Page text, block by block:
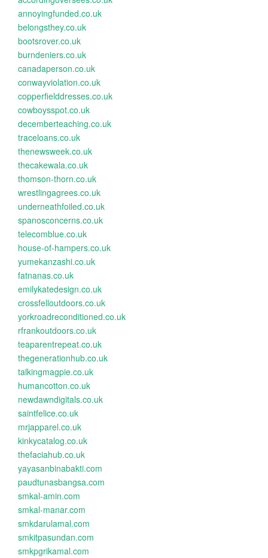
annoyingfunded.co.uk
belongsthey.co.uk
bootsrover.co.uk
burndeniers.co.uk
canadaperson.co.uk
conwayviolation.co.uk
copperfielddresses.co.uk
cowboysspot.co.uk
decemberteaching.co.uk
traceloans.co.uk
thenewsweek.co.uk
thecakewala.co.uk
thomson-thorn.co.uk
wrestlingagrees.co.uk
underneathfoiled.co.uk
spanosconcerns.co.uk
telecomblue.co.uk
house-of-hampers.co.uk
yumekanzashi.co.uk
fatnanas.co.uk
emilykatedesign.co.uk
crossfelloutdoors.co.uk
yorkroadreconditioned.co.uk
rfrankoutdoors.co.uk
teaparentrepeat.co.uk
thegenerationhub.co.uk
talkingmagpie.co.uk
humancotton.co.uk
newdawndigitals.co.uk
saintfelice.co.uk
mrjapparel.co.uk
kinkycatalog.co.uk
thefaciahub.co.uk
yayasanbinabakti.com
paudtunasbangsa.com
smkal-amin.com
smkal-manar.com
smkdarulamal.com
smkitpasundan.com
smkpgrikamal.com